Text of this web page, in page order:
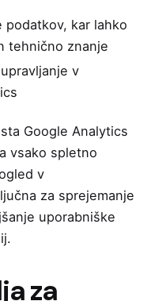
podatkov, kar lahko
tehnično znanje
v
Google Analytics
vsako spletno
v
za sprejemanje
uporabniške
za